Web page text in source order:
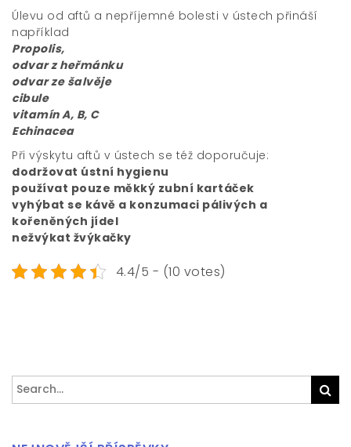
Úlevu od aftů a nepříjemné bolesti v ústech přináší
například
Propolis,
odvar z heřmánku
odvar ze šalvěje
cibule
vitamín A, B, C
Echinacea
Při výskytu aftů v ústech se též doporučuje:
dodržovat ústní hygienu
používat pouze měkký zubní kartáček
vyhýbat se kávě a konzumaci pálivých a
kořeněných jídel
nežvýkat žvýkačky
4.4/5 - (10 votes)
Search
for: